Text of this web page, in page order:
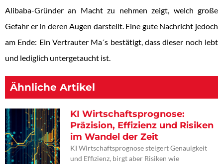
Alibaba-Gründer an Macht zu nehmen zeigt, welch große
Gefahr er in deren Augen darstellt. Eine gute Nachricht jedoch
am Ende: Ein Vertrauter Ma´s bestätigt, dass dieser noch lebt
und lediglich untergetaucht ist.
Ähnliche Artikel
KI Wirtschaftsprognose:
Präzision, Effizienz und Risiken
im Wandel der Zeit
KI Wirtschaftsprognose steigert Genauigkeit
und Effizienz, birgt aber Risiken wie